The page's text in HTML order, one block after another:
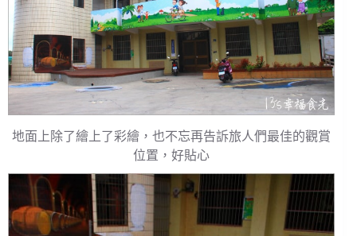
地面上除了繪上了彩繪，也不忘再告訴旅人們最佳的觀賞
位置，好貼心